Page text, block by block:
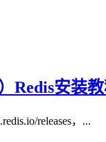
Redis安装
releases，...